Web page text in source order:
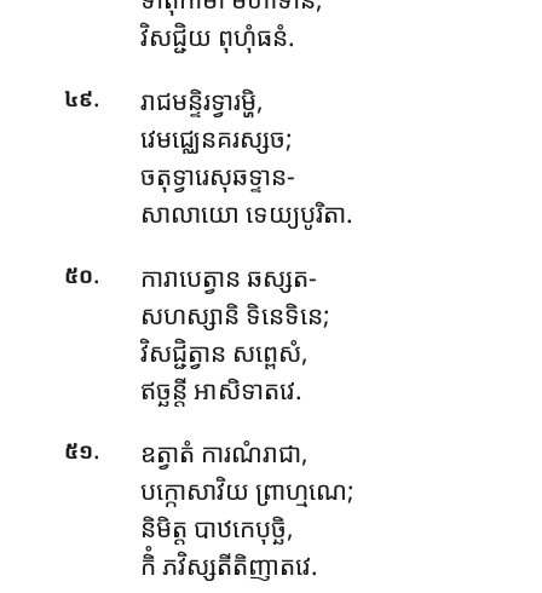
វិសជ្ជិយ ពុហុំធនំ.
៤៩.
រាជមន្ទិរទ្វារម្ហិ,
វេមជ្ឈេនគរស្សច;
ចតុទ្វារេសុឆទ្ទាន-
សាលាយោ ទេយ្យបូរិតា.
៥០. ការាបេត្វាន ឆស្សត-
សហស្សានិ ទិនេទិនេ;
វិសជ្ជិត្វាន សព្ពេសំ,
ឥច្ឆន្តី អាសិទាតវេ.
៥១.
ឧត្វាតំ ការណំរាជា,
បក្កោសាវិយ ព្រាហ្មណេ;
និមិត្ត បាឋកេបុច្ឆិ,
កិំ ភវិស្សតីតិញាតវេ.